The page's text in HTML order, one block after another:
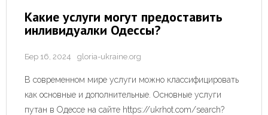
Какие услуги могут предоставить
инливидуалки Одессы?
Бер 16, 2024 gloria-ukraine.org
В современном мире услуги можно классифицировать
как основные и дополнительные. Основные услуги
путан в Одессе на сайте https://ukrhot.com/search?